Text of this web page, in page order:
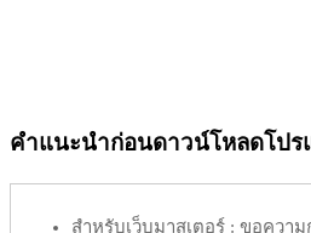
คำแนะนำก่อนดาวน์โหลดโปร
สำหรับเว็บมาสเตอร์ : ขอความ